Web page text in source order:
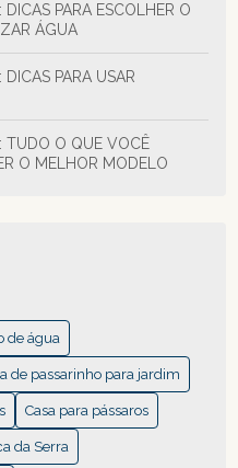
ÁGUA
O MELHOR MODELO
O REFÚGIO PERFEITO
de água
de passarinho para jardim
Casa para pássaros
da Serra